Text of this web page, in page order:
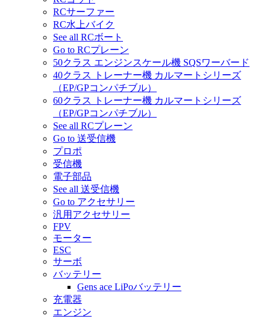
RCサーファー
RC水上バイク
See all RCボート
Go to RCプレーン
50クラス エンジンスケール機 SQSワーバード
40クラス トレーナー機 カルマートシリーズ
（EP/GPコンパチブル）
60クラス トレーナー機 カルマートシリーズ
（EP/GPコンパチブル）
See all RCプレーン
Go to 送受信機
プロポ
受信機
電子部品
See all 送受信機
Go to アクセサリー
汎用アクセサリー
FPV
モーター
ESC
サーボ
バッテリー
Gens ace LiPoバッテリー
充電器
エンジン